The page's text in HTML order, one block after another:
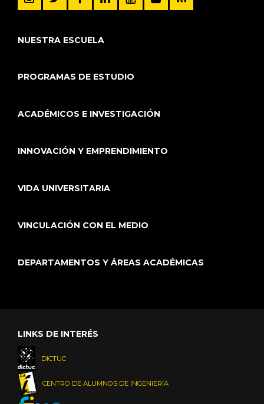
NUESTRA ESCUELA
PROGRAMAS DE ESTUDIO
ACADÉMICOS E INVESTIGACIÓN
INNOVACIÓN Y EMPRENDIMIENTO
VIDA UNIVERSITARIA
VINCULACIÓN CON EL MEDIO
DEPARTAMENTOS Y ÁREAS ACADÉMICAS
LINKS DE INTERÉS
DICTUC
CENTRO DE ALUMNOS DE INGENIERÍA